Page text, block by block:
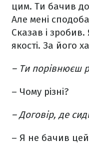
цим. Ти бачив
Але мені
Сказав і зробив.
якості. За його
– Ти порівнюєш
– Чому різні?
– Договір, де
– Я не бачив цей